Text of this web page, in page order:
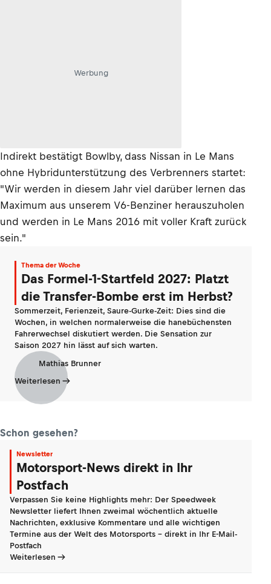
Werbung
Indirekt bestätigt Bowlby, dass Nissan in Le Mans
ohne Hybridunterstützung des Verbrenners startet:
"Wir werden in diesem Jahr viel darüber lernen das
Maximum aus unserem V6-Benziner herauszuholen
und werden in Le Mans 2016 mit voller Kraft zurück
sein."
Thema der Woche
Das Formel-1-Startfeld 2027: Platzt
die Transfer-Bombe erst im Herbst?
Sommerzeit, Ferienzeit, Saure-Gurke-Zeit: Dies sind die
Wochen, in welchen normalerweise die hanebüchensten
Fahrerwechsel diskutiert werden. Die Sensation zur
Saison 2027 hin lässt auf sich warten.
Mathias Brunner
Weiterlesen
Schon gesehen?
Newsletter
Motorsport-News direkt in Ihr
Postfach
Verpassen Sie keine Highlights mehr: Der Speedweek
Newsletter liefert Ihnen zweimal wöchentlich aktuelle
Nachrichten, exklusive Kommentare und alle wichtigen
Termine aus der Welt des Motorsports - direkt in Ihr E-Mail-
Postfach
Weiterlesen